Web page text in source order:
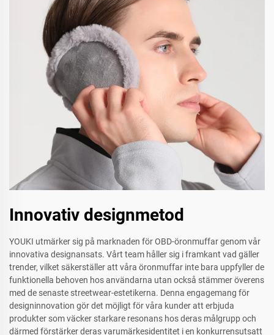
Innovativ designmetod
YOUKI utmärker sig på marknaden för OBD-öronmuffar genom vår
innovativa designansats. Vårt team håller sig i framkant vad gäller
trender, vilket säkerställer att våra öronmuffar inte bara uppfyller de
funktionella behoven hos användarna utan också stämmer överens
med de senaste streetwear-estetikerna. Denna engagemang för
designinnovation gör det möjligt för våra kunder att erbjuda
produkter som väcker starkare resonans hos deras målgrupp och
därmed förstärker deras varumärkesidentitet i en konkurrensutsatt